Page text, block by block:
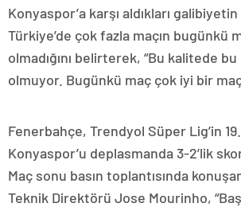
Konyaspor’a karşı aldıkları
Türkiye’de çok fazla maçın bugünkü
olmadığını belirterek, “Bu kalitede
olmuyor. Bugünkü maç çok iyi bir
Fenerbahçe, Trendyol Süper Lig’in
Konyaspor’u deplasmanda 3-2’lik
Maç sonu basın toplantısında
Teknik Direktörü Jose Mourinho,